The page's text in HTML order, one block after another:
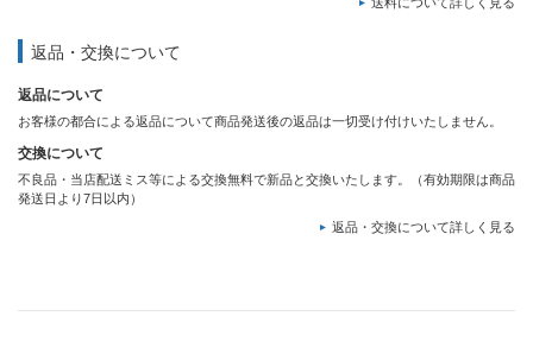
返品・交換について
返品について
お客様の都合による返品について商品発送後の返品は一切受け付けいたしません。
交換について
不良品・当店配送ミス等による交換無料で新品と交換いたします。（有効期限は商品
発送日より7日以内）
返品・交換について詳しく見る